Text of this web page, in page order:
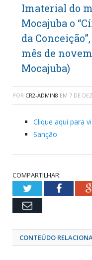
Imaterial do
Mocajuba o
da
mês de
Mocajuba)
POR CR2-ADMIN8 EM 7 DE
Clique aqui para
Sanção
COMPARTILHAR:
Twitter
Email
CONTEÚDO